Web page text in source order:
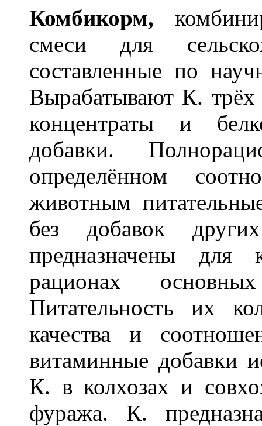
Комбикорм,
смеси для
составленные по
Вырабатывают К.
концентраты и
добавки.
определённом
животным
без добавок
предназначены для
рационах
Питательность их
качества и
витаминные добавки
К. в колхозах и
фуража. К.